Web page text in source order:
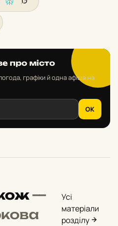
про місто
графіки й одна афіша на
OK
—
Усі
матеріали
розділу